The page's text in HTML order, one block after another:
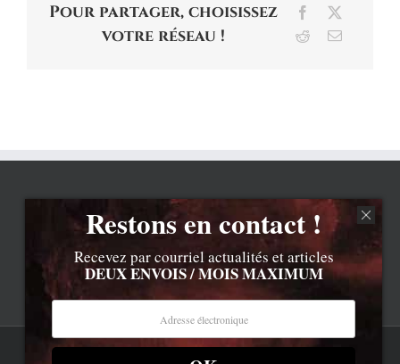
Pour partager, choisissez
votre réseau !
Facebook
RedditEmail
Restons en contact !
Recevez par courriel actualités et articles
DEUX ENVOIS / MOIS MAXIMUM